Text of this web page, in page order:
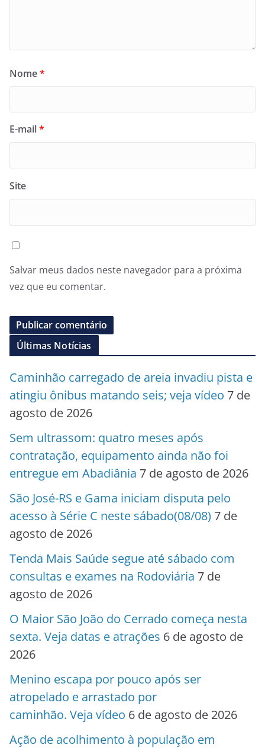
Nome*
E-mail*
Site
Salvar meus dados neste navegador para a próxima
vez que eu comentar.
Últimas Notícias
Caminhão carregado de areia invadiu pista e
atingiu ônibus matando seis; veja vídeo 7 de
agosto de 2026
Sem ultrassom: quatro meses após
contratação, equipamento ainda não foi
entregue em Abadiânia 7 de agosto de 2026
São José-RS e Gama iniciam disputa pelo
acesso à Série C neste sábado(08/08) 7 de
agosto de 2026
Tenda Mais Saúde segue até sábado com
consultas e exames na Rodoviária 7 de
agosto de 2026
O Maior São João do Cerrado começa nesta
sexta. Veja datas e atrações 6 de agosto de
2026
Menino escapa por pouco após ser
atropelado e arrastado por
caminhão. Veja vídeo 6 de agosto de 2026
Ação de acolhimento à população em